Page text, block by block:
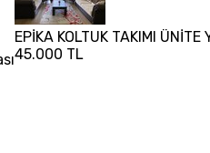
EPİKA KOLTUK TAKIMI
45.000 TL